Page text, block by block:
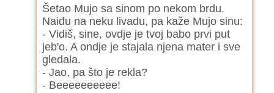
Šetao Mujo sa sinom po nekom brdu.
Naiđu na neku livadu, pa kaže Mujo sinu:
- Vidiš, sine, ovdje je tvoj babo prvi put
jeb'o. A ondje je stajala njena mater i sve
gledala.
- Jao, pa što je rekla?
- Beeeeeeeeee!